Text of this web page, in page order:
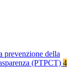
prevenzione della
(PTPCT) 4